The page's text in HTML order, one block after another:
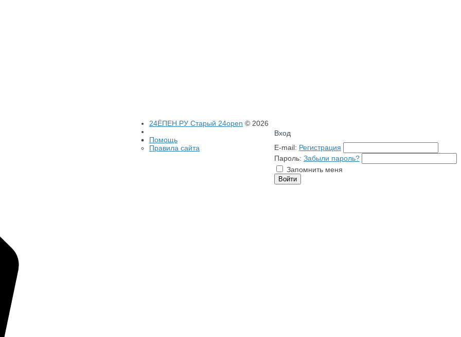
Вход
E-mail: Регистрация
Пароль: Забыли пароль?
Запомнить меня
24ЁПЕН.РУ Старый 24open © 2026
Помощь
Правила сайта